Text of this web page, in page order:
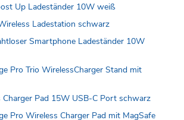
Up Ladeständer 10W weiß
Ladestation schwarz
Smartphone Ladeständer 10W
Pro Trio WirelessCharger Stand mit
Pad 15W USB-C Port schwarz
Pro Wireless Charger Pad mit MagSafe